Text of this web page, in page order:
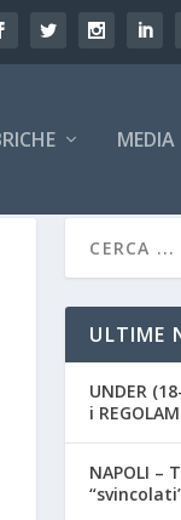
MEDIA
ULTIME
UNDER
i
NAPOLI –